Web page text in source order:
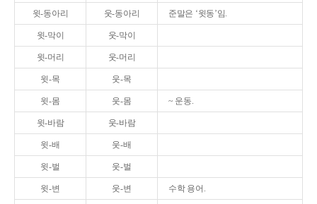
윗-동아리 웃-동아리 준말은 ‘윗동’임.
윗-막이 웃-막이
윗-머리 웃-머리
윗-목 웃-목
윗-몸 웃-몸 ~ 운동.
윗-바람 웃-바람
윗-배 웃-배
윗-벌 웃-벌
윗-변 웃-변 수학 용어.